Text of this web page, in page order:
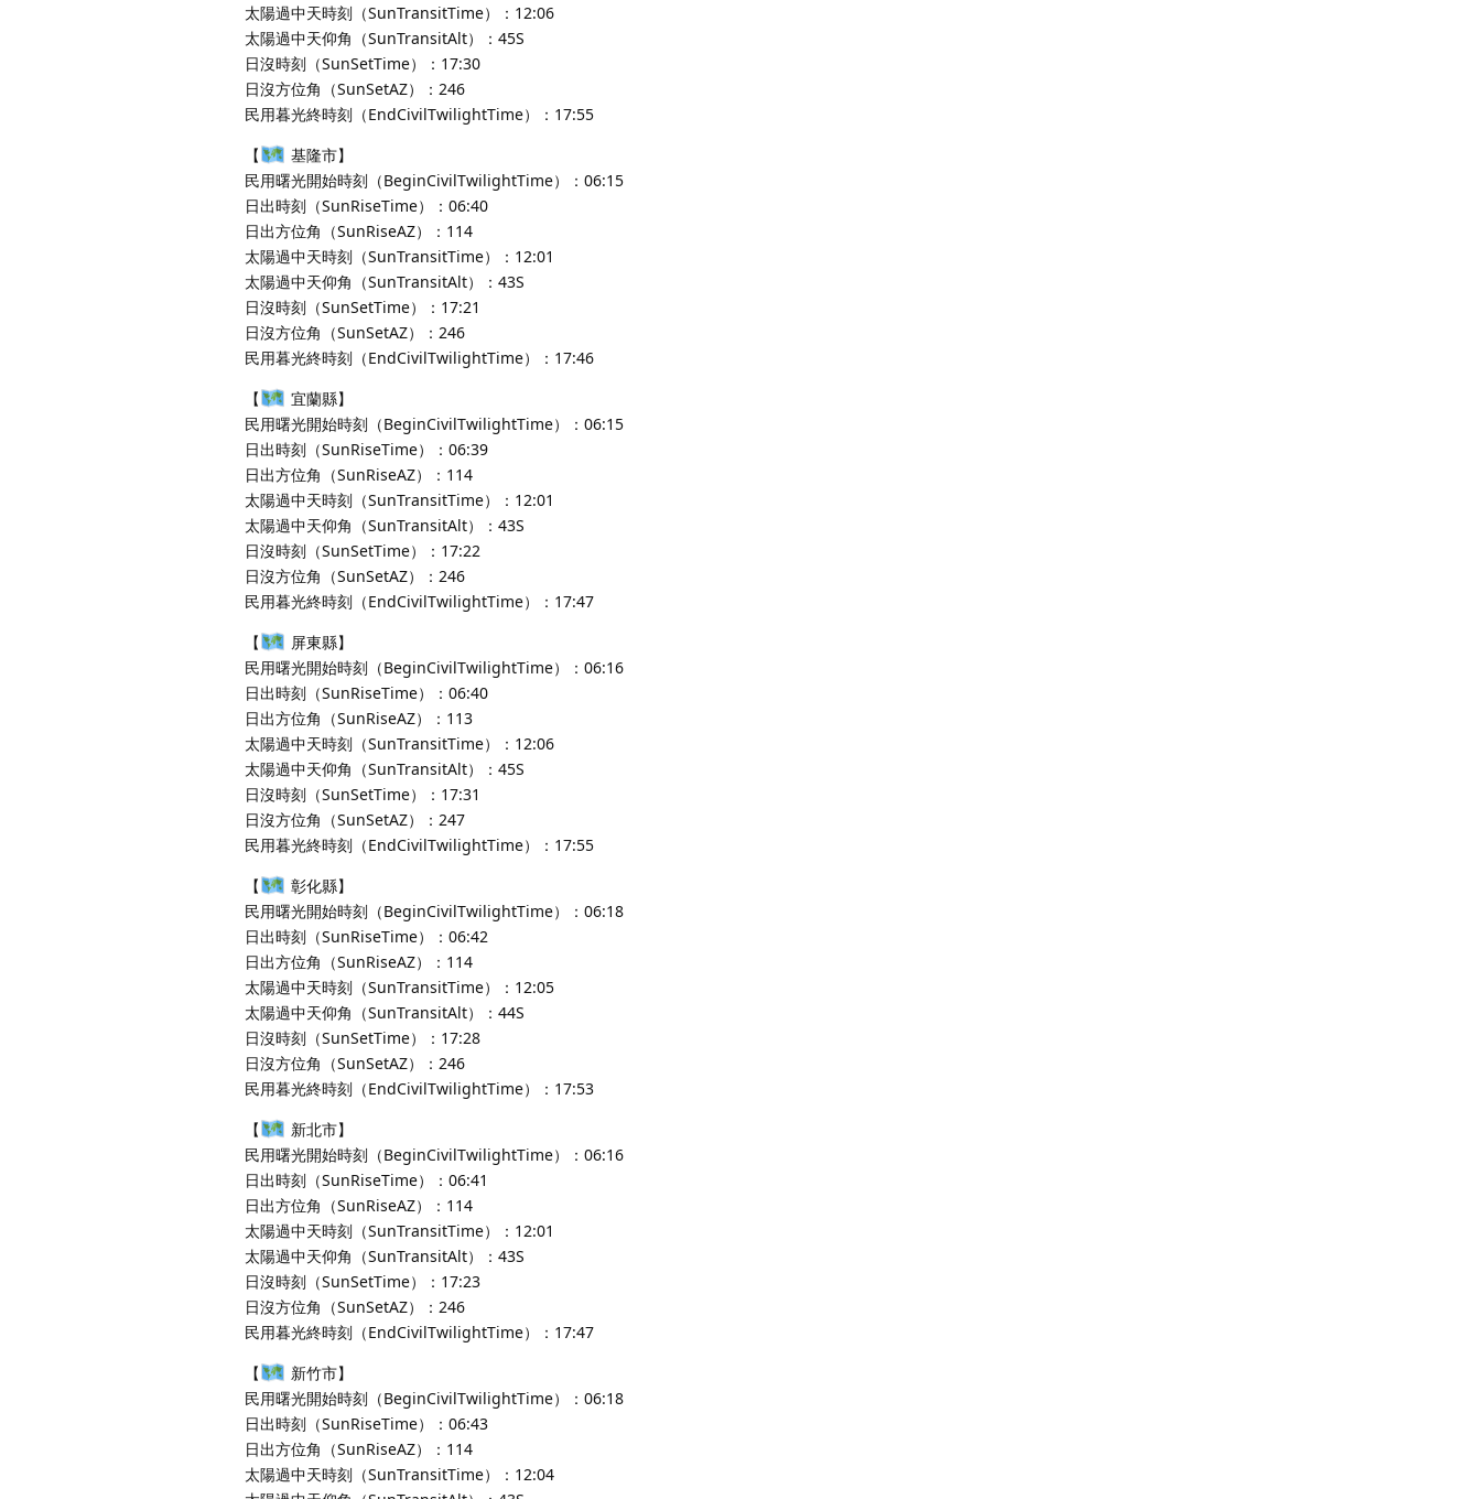
太陽過中天時刻（SunTransitTime）：12:06
太陽過中天仰角（SunTransitAlt）：45S
日沒時刻（SunSetTime）：17:30
日沒方位角（SunSetAZ）：246
民用暮光終時刻（EndCivilTwilightTime）：17:55
【
基隆市】
民用曙光開始時刻（BeginCivilTwilightTime）：06:15
日出時刻（SunRiseTime）：06:40
日出方位角（SunRiseAZ）：114
太陽過中天時刻（SunTransitTime）：12:01
太陽過中天仰角（SunTransitAlt）：43S
日沒時刻（SunSetTime）：17:21
日沒方位角（SunSetAZ）：246
民用暮光終時刻（EndCivilTwilightTime）：17:46
【
宜蘭縣】
民用曙光開始時刻（BeginCivilTwilightTime）：06:15
日出時刻（SunRiseTime）：06:39
日出方位角（SunRiseAZ）：114
太陽過中天時刻（SunTransitTime）：12:01
太陽過中天仰角（SunTransitAlt）：43S
日沒時刻（SunSetTime）：17:22
日沒方位角（SunSetAZ）：246
民用暮光終時刻（EndCivilTwilightTime）：17:47
【
屏東縣】
民用曙光開始時刻（BeginCivilTwilightTime）：06:16
日出時刻（SunRiseTime）：06:40
日出方位角（SunRiseAZ）：113
太陽過中天時刻（SunTransitTime）：12:06
太陽過中天仰角（SunTransitAlt）：45S
日沒時刻（SunSetTime）：17:31
日沒方位角（SunSetAZ）：247
民用暮光終時刻（EndCivilTwilightTime）：17:55
【
彰化縣】
民用曙光開始時刻（BeginCivilTwilightTime）：06:18
日出時刻（SunRiseTime）：06:42
日出方位角（SunRiseAZ）：114
太陽過中天時刻（SunTransitTime）：12:05
太陽過中天仰角（SunTransitAlt）：44S
日沒時刻（SunSetTime）：17:28
日沒方位角（SunSetAZ）：246
民用暮光終時刻（EndCivilTwilightTime）：17:53
【
新北市】
民用曙光開始時刻（BeginCivilTwilightTime）：06:16
日出時刻（SunRiseTime）：06:41
日出方位角（SunRiseAZ）：114
太陽過中天時刻（SunTransitTime）：12:01
太陽過中天仰角（SunTransitAlt）：43S
日沒時刻（SunSetTime）：17:23
日沒方位角（SunSetAZ）：246
民用暮光終時刻（EndCivilTwilightTime）：17:47
【
新竹市】
民用曙光開始時刻（BeginCivilTwilightTime）：06:18
日出時刻（SunRiseTime）：06:43
日出方位角（SunRiseAZ）：114
太陽過中天時刻（SunTransitTime）：12:04